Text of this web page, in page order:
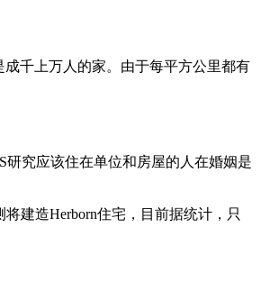
千上万人的家。由于每平方公里都有
究应该住在单位和房屋的人在婚姻是
建造Herborn住宅，目前据统计，只